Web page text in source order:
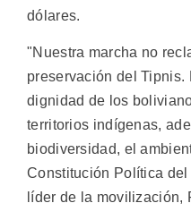
dólares.
"Nuestra marcha no
preservación del Tipnis.
dignidad de los
territorios indígenas,
biodiversidad, el
Constitución Política del
líder de la movilización,